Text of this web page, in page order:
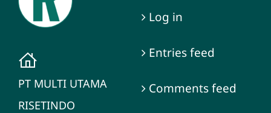
PT MULTI UTAMA
RISETINDO
Log in
Entries feed
Comments feed